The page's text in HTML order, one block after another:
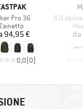
Pro 36
di prodotti
Prezzo
94,95 €
0,0(0)
Articolo
8.0 Alpine
da